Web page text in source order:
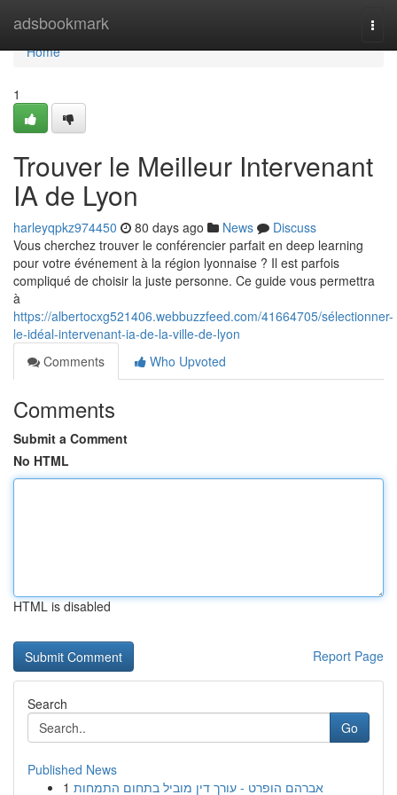
adsbookmark
Home
Home
1
Trouver le Meilleur Intervenant
IA de Lyon
harleyqpkz974450 80 days ago News
Discuss
Vous cherchez trouver le conférencier parfait en deep learning
pour votre événement à la région lyonnaise ? Il est parfois
compliqué de choisir la juste personne. Ce guide vous permettra
à
https://albertocxg521406.webbuzzfeed.com/41664705/sélectionner-
le-idéal-intervenant-ia-de-la-ville-de-lyon
Comments
Who Upvoted
Comments
Submit a Comment
No HTML
HTML is disabled
Report Page
Search
Go
Published News
1 אברהם הופרט - עורך דין מוביל בתחום התמחות